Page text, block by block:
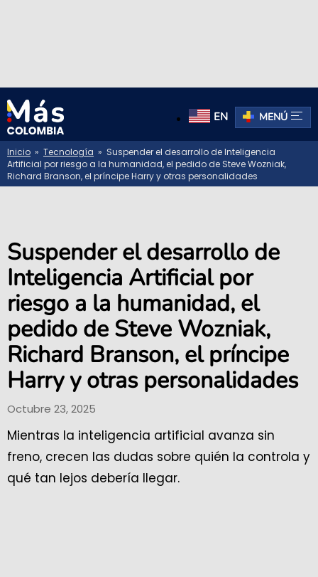
EN MENÚ
Inicio » Tecnología » Suspender el desarrollo de Inteligencia
Artificial por riesgo a la humanidad, el pedido de Steve Wozniak,
Richard Branson, el príncipe Harry y otras personalidades
Suspender el desarrollo de
Inteligencia Artificial por
riesgo a la humanidad, el
pedido de Steve Wozniak,
Richard Branson, el príncipe
Harry y otras personalidades
Octubre 23, 2025
Mientras la inteligencia artificial avanza sin
freno, crecen las dudas sobre quién la controla y
qué tan lejos debería llegar.